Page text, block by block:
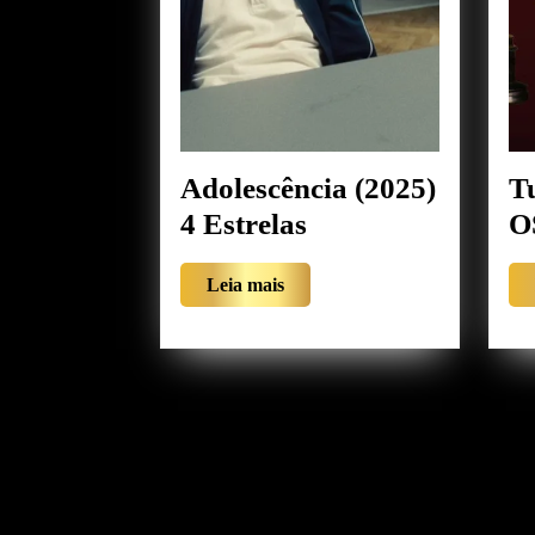
Adolescência (2025)
4 Estrelas
(2025)
4
Leia maisLeia
mais